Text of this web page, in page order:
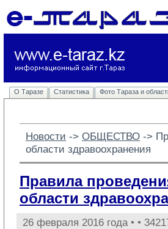
О Таразе Статистика Фото Тараза и
Новости -> ОБЩЕСТВО ->
области здравоохранения
Правила
области
26 февраля 2016 года • •